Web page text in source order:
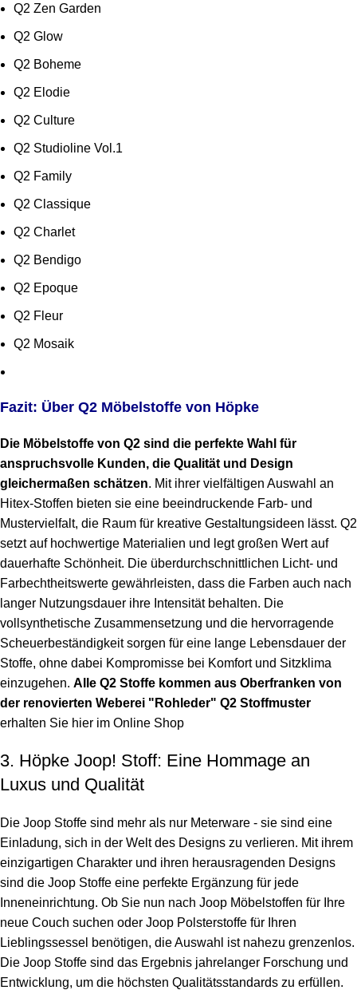
Q2 Zen Garden
Q2 Glow
Q2 Boheme
Q2 Elodie
Q2 Culture
Q2 Studioline Vol.1
Q2 Family
Q2 Classique
Q2 Charlet
Q2 Bendigo
Q2 Epoque
Q2 Fleur
Q2 Mosaik
Fazit: Über Q2 Möbelstoffe von Höpke
Die Möbelstoffe von Q2 sind die perfekte Wahl für
anspruchsvolle Kunden, die Qualität und Design
gleichermaßen schätzen. Mit ihrer vielfältigen Auswahl an
Hitex-Stoffen bieten sie eine beeindruckende Farb- und
Mustervielfalt, die Raum für kreative Gestaltungsideen lässt. Q2
setzt auf hochwertige Materialien und legt großen Wert auf
dauerhafte Schönheit. Die überdurchschnittlichen Licht- und
Farbechtheitswerte gewährleisten, dass die Farben auch nach
langer Nutzungsdauer ihre Intensität behalten. Die
vollsynthetische Zusammensetzung und die hervorragende
Scheuerbeständigkeit sorgen für eine lange Lebensdauer der
Stoffe, ohne dabei Kompromisse bei Komfort und Sitzklima
einzugehen. Alle Q2 Stoffe kommen aus Oberfranken von
der renovierten Weberei "Rohleder" Q2 Stoffmuster
erhalten Sie hier im Online Shop
3. Höpke Joop! Stoff: Eine Hommage an
Luxus und Qualität
Die Joop Stoffe sind mehr als nur Meterware - sie sind eine
Einladung, sich in der Welt des Designs zu verlieren. Mit ihrem
einzigartigen Charakter und ihren herausragenden Designs
sind die Joop Stoffe eine perfekte Ergänzung für jede
Inneneinrichtung. Ob Sie nun nach Joop Möbelstoffen für Ihre
neue Couch suchen oder Joop Polsterstoffe für Ihren
Lieblingssessel benötigen, die Auswahl ist nahezu grenzenlos.
Die Joop Stoffe sind das Ergebnis jahrelanger Forschung und
Entwicklung, um die höchsten Qualitätsstandards zu erfüllen.